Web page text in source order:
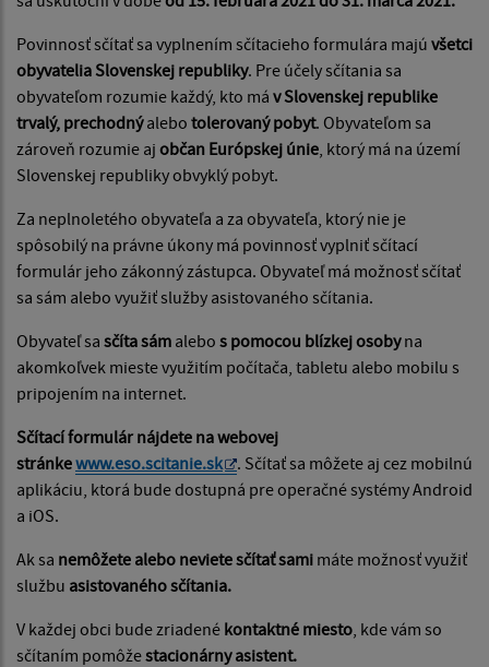
Povinnosť sčítať sa vyplnením sčítacieho formulára majú všetci
obyvatelia Slovenskej republiky. Pre účely sčítania sa
obyvateľom rozumie každý, kto má v Slovenskej republike
trvalý, prechodnýalebo tolerovaný pobyt. Obyvateľom sa
zároveň rozumie aj občan Európskej únie , ktorý má na území
Slovenskej republiky obvyklý pobyt.
Za neplnoletého obyvateľa a za obyvateľa, ktorý nie je
spôsobilý na právne úkony má povinnosť vyplniť sčítací
formulár jeho zákonný zástupca. Obyvateľ má možnosť sčítať
sa sám alebo využiť služby asistovaného sčítania.
Obyvateľ sa sčíta sám alebo s pomocou blízkej osobyna
akomkoľvek mieste využitím počítača, tabletu alebo mobilu s
pripojením na internet.
Sčítací formulár nájdete na webovej
stránkewww.eso.scitanie.sk
. Sčítať sa môžete aj cez mobilnú
aplikáciu, ktorá bude dostupná pre operačné systémy Android
a iOS.
Ak sa nemôžete alebo neviete sčítať sami máte možnosť využiť
službu asistovaného sčítania.
V každej obci bude zriadené kontaktné miesto , kde vám so
sčítaním pomôžestacionárny asistent.